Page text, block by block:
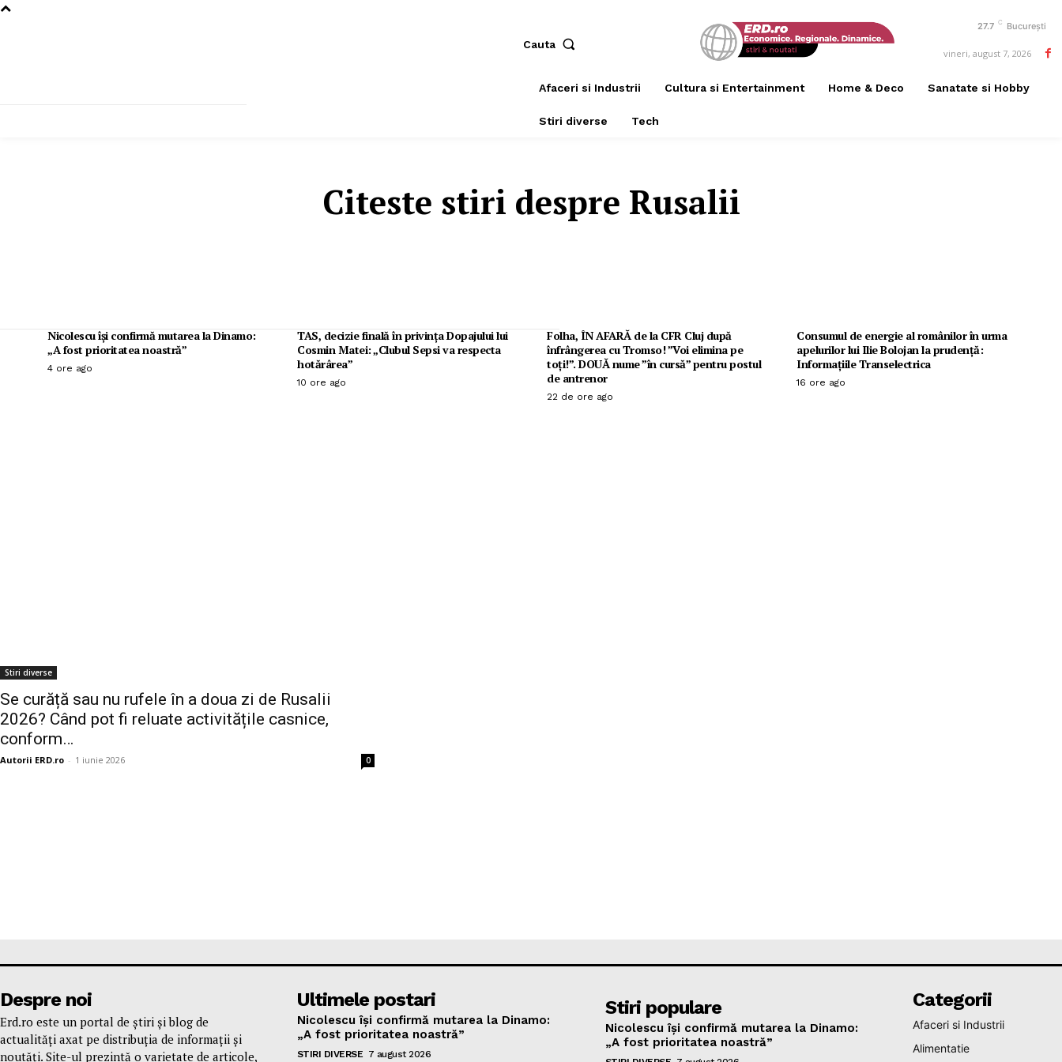
Cauta
27.7 C București
vineri, august 7, 2026
Afaceri si Industrii Cultura si Entertainment Home & Deco Sanatate si Hobby
Stiri diverse Tech
Citeste stiri despre Rusalii
Nicolescu își confirmă mutarea la Dinamo:
„A fost prioritatea noastră”
4 ore ago
TAS, decizie finală în privința Dopajului lui
Cosmin Matei: „Clubul Sepsi va respecta
hotărârea”
10 ore ago
Folha, ÎN AFARĂ de la CFR Cluj după
înfrângerea cu Tromso! ”Voi elimina pe
toți!”. DOUĂ nume ”în cursă” pentru postul
de antrenor
22 de ore ago
Consumul de energie al românilor în urma
apelurilor lui Ilie Bolojan la prudență:
Informațiile Transelectrica
16 ore ago
Stiri diverse
Se curăță sau nu rufele în a doua zi de Rusalii
2026? Când pot fi reluate activitățile casnice,
conform…
Autorii ERD.ro - 1 iunie 2026 0
Despre noi
Erd.ro este un portal de știri și blog de
actualități axat pe distribuția de informații și
noutăți. Site-ul prezintă o varietate de articole,
Ultimele postari
Nicolescu își confirmă mutarea la Dinamo:
„A fost prioritatea noastră”
STIRI DIVERSE 7 august 2026
Stiri populare
Nicolescu își confirmă mutarea la Dinamo:
„A fost prioritatea noastră”
Categorii
Afaceri si Industrii
Alimentatie